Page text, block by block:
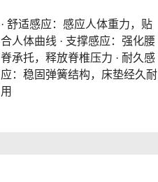
· 舒适感应：感应人体重力，贴
合人体曲线 · 支撑感应：强化腰
脊承托，释放脊椎压力 · 耐久感
应：稳固弹簧结构，床垫经久耐
用